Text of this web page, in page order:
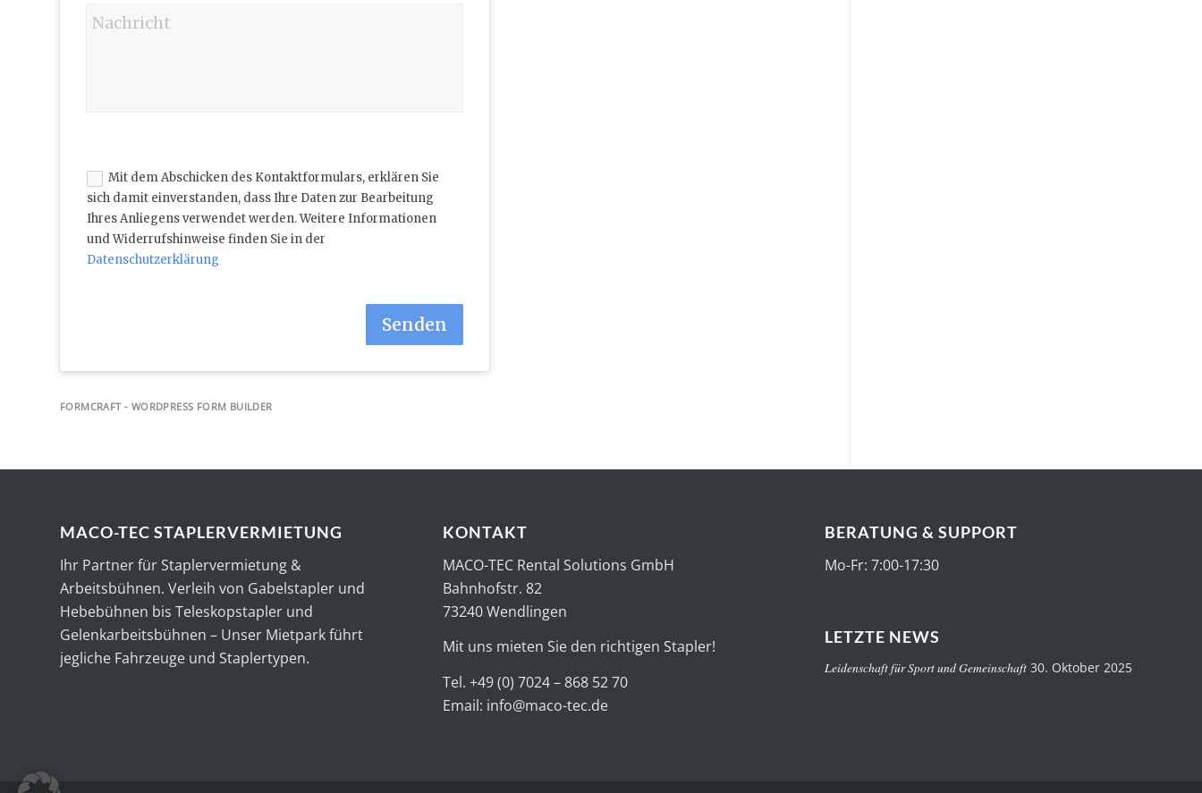
Mit dem Abschicken des Kontaktformulars, erklären Sie
sich damit einverstanden, dass Ihre Daten zur Bearbeitung
Ihres Anliegens verwendet werden. Weitere Informationen
und Widerrufshinweise finden Sie in der
Datenschutzerklärung
Senden
FORMCRAFT - WORDPRESS FORM BUILDER
MACO-TEC STAPLERVERMIETUNG
Ihr Partner für Staplervermietung &
Arbeitsbühnen. Verleih von Gabelstapler und
Hebebühnen bis Teleskopstapler und
Gelenkarbeitsbühnen – Unser Mietpark führt
jegliche Fahrzeuge und Staplertypen.
KONTAKT
MACO-TEC Rental Solutions GmbH
Bahnhofstr. 82
73240 Wendlingen
Mit uns mieten Sie den richtigen Stapler!
Tel. +49 (0) 7024 – 868 52 70
Email: info@maco-tec.de
BERATUNG & SUPPORT
Mo-Fr: 7:00-17:30
LETZTE NEWS
Leidenschaft für Sport und Gemeinschaft 30. Oktober 2025